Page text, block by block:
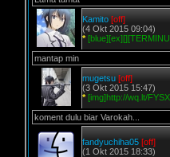
Kamito [off]
(4 Okt 2015 09:04)
*
mantap min
mugetsu [off]
(3 Okt 2015 15:47)
* [img]http://wq.lt/
koment dulu biar Varokah...
fandyuchiha05 [off]
(1 Okt 2015 18:33)